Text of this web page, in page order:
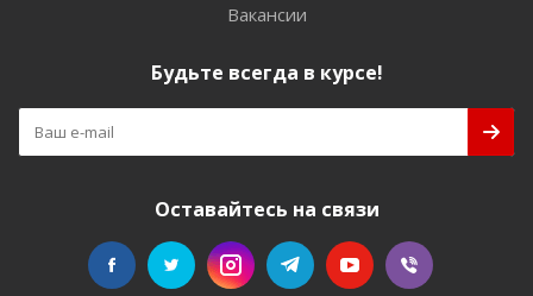
Вакансии
Будьте всегда в курсе!
Оставайтесь на связи